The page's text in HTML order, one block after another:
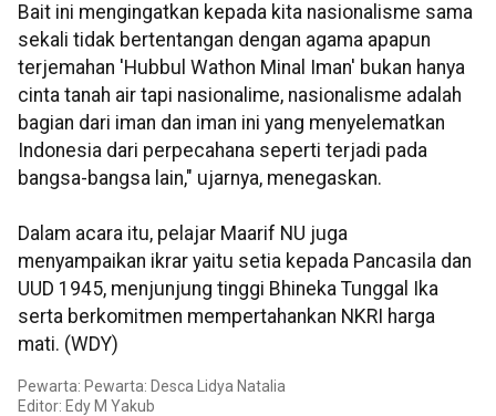
Bait ini mengingatkan kepada kita nasionalisme sama
sekali tidak bertentangan dengan agama apapun
terjemahan 'Hubbul Wathon Minal Iman' bukan hanya
cinta tanah air tapi nasionalime, nasionalisme adalah
bagian dari iman dan iman ini yang menyelematkan
Indonesia dari perpecahana seperti terjadi pada
bangsa-bangsa lain," ujarnya, menegaskan.
Dalam acara itu, pelajar Maarif NU juga
menyampaikan ikrar yaitu setia kepada Pancasila dan
UUD 1945, menjunjung tinggi Bhineka Tunggal Ika
serta berkomitmen mempertahankan NKRI harga
mati. (WDY)
Pewarta: Pewarta: Desca Lidya Natalia
Editor: Edy M Yakub